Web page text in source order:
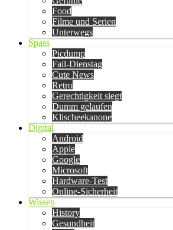
Food
Filme und Serien
Unterwegs
Spass
Picdump
Fail-Dienstag
Cute News
Retro
Gerechtigkeit siegt
Dumm gelaufen
Klischeekanone
Digital
Android
Apple
Google
Microsoft
Hardware-Test
Online-Sicherheit
Wissen
History
Gesundheit